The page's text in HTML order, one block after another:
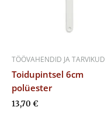
TÖÖVAHENDID JA TARVIKUD
Toidupintsel 6cm
polüester
13,70 €